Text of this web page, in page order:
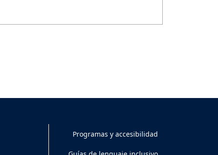
Programas y accesibilidad